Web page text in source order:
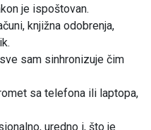
je ispoštovan.
knjižna odobrenja,
sam sinhronizuje čim
sa telefona ili laptopa,
uredno i, što je